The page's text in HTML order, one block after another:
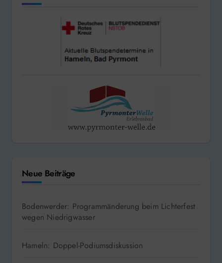
Neue Beiträge
Bodenwerder: Programmänderung beim Lichterfest
wegen Niedrigwasser
Hameln: Doppel-Podiumsdiskussion